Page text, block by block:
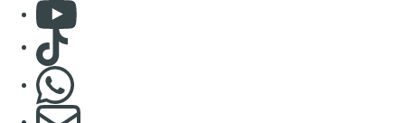
Consulter Youtube
Consulter TikTok
S'abonner à notre newsletter